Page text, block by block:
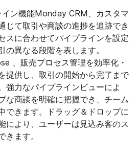
ン機能Monday CRM、カスタマ
じて取引や商談の進捗を追跡でき
スに合わせてパイプラインを設定
の異なる段階を表します。
、販売プロセス管理を効率化・
提供し、取引の開始から完了まで
強力なパイプラインビューによ
な商談を明確に把握でき、チーム
できます。ドラッグ＆ドロップに
により、ユーザーは見込み客のス
きます。